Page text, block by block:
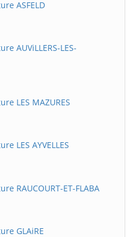
ASFELD
AUViLLERS-LES-
LES MAZURES
LES AYVELLES
RAUCOURT-ET-FLABA
GLAiRE